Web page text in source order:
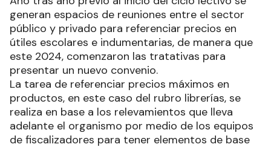
generan espacios de reuniones entre el sector
público y privado para referenciar precios en
útiles escolares e indumentarias, de manera que
este 2024, comenzaron las tratativas para
presentar un nuevo convenio.
La tarea de referenciar precios máximos en
productos, en este caso del rubro librerías, se
realiza en base a los relevamientos que lleva
adelante el organismo por medio de los equipos
de fiscalizadores para tener elementos de base